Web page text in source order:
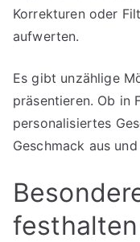
Korrekturen oder
aufwerten.
Es gibt unzählige
präsentieren. Ob in
personalisiertes
Geschmack aus
festhalten